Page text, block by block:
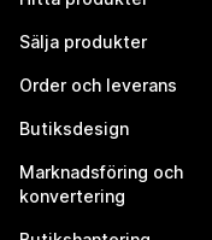
Sälja produkter
Order och leverans
Butiksdesign
Marknadsföring och
konvertering